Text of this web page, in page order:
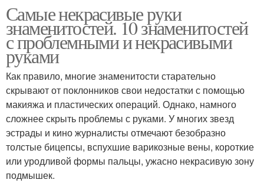
Самые некрасивые руки
знаменитостей. 10 знаменитостей
с проблемными и некрасивыми
руками
Как правило, многие знаменитости старательно
скрывают от поклонников свои недостатки с помощью
макияжа и пластических операций. Однако, намного
сложнее скрыть проблемы с руками. У многих звезд
эстрады и кино журналисты отмечают безобразно
толстые бицепсы, вспухшие варикозные вены, короткие
или уродливой формы пальцы, ужасно некрасивую зону
подмышек.